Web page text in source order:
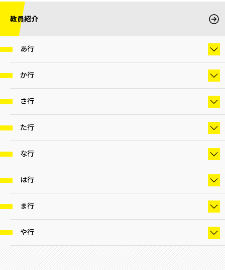
教員紹介
あ行
か行
さ行
た行
な行
は行
ま行
や行